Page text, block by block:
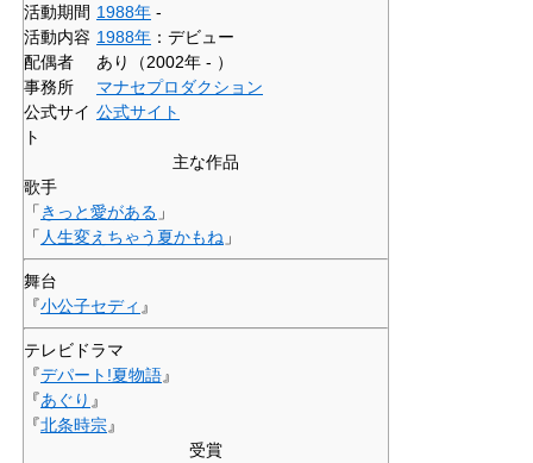
活動期間 1988年 -
活動内容 1988年 ：デビュー
配偶者
あり（2002年 - ）
事務所
マナセプロダクション
公式サイ
ト
公式サイト
主な作品
歌手
「 きっと愛がある 」
「 人生変えちゃう夏かもね 」
舞台
『小公子セディ 』
テレビドラマ
『デパート!夏物語』
『あぐり 』
『北条時宗』
受賞